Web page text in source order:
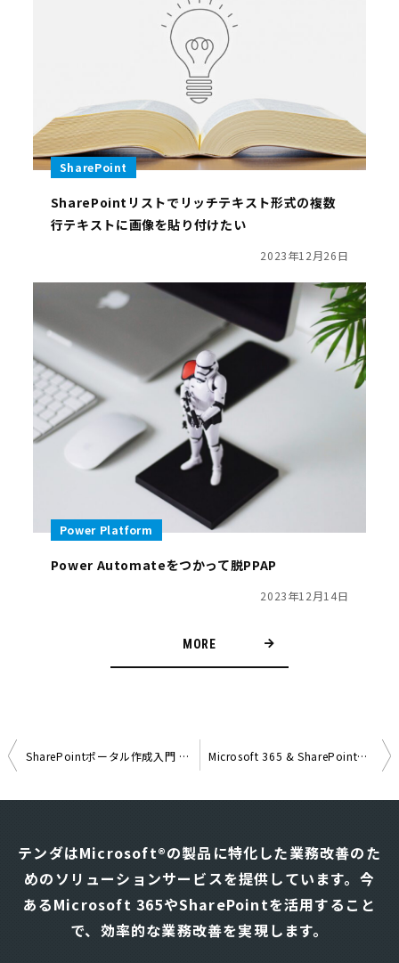
SharePoint
SharePointリストでリッチテキスト形式の複数
行テキストに画像を貼り付けたい
2023年12月26日
Power Platform
Power Automateをつかって脱PPAP
2023年12月14日
MORE
投
ナ
ビ
ゲ
ー
SharePointポータル作成入門 4：トップページの編集 Microsoft 365 & SharePointで実現！ Outlook/Exchangeを超えるシンプルで効率的な施設・備品予約システム
テンダはMicrosoft®の製品に特化した業務改善のた
めのソリューションサービスを提供しています。 今
あるMicrosoft 365やSharePointを活用すること
で、効率的な業務改善を実現します。